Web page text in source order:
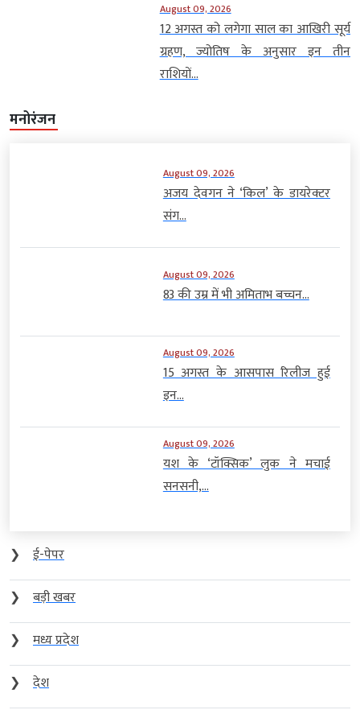
August 09, 2026
12 अगस्त को लगेगा साल का आखिरी सूर्य
ग्रहण, ज्योतिष के अनुसार इन तीन
राशियों...
मनोरंजन
August 09, 2026
अजय देवगन ने ‘किल’ के डायरेक्टर
संग...
August 09, 2026
83 की उम्र में भी अमिताभ बच्चन...
August 09, 2026
15 अगस्त के आसपास रिलीज हुई
इन...
August 09, 2026
यश के ‘टॉक्सिक’ लुक ने मचाई
सनसनी,...
❯
ई-पेपर
❯
बड़ी खबर
❯
मध्य प्रदेश
❯
देश